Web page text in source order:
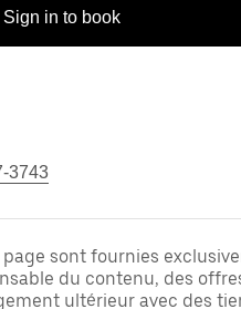
Sign in to book
3743
sont fournies
du contenu, des
ultérieur avec des